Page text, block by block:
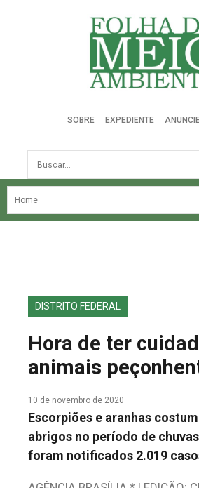
Folha do Meio Ambiente
SOBRE EXPEDIENTE
Busca
NOSSA HISTÓRIA
EDIÇÕES ANTERIORES
FALE CONOSCO
DISTRITO FEDERAL
Hora de ter
animais
10 de novembro de 2020
Escorpiões e aranhas
abrigos no período de
foram notificados 2.019